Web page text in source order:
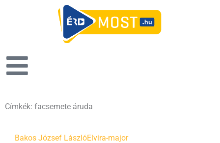
Címkék: facsemete áruda
Bakos József LászlóElvira-major